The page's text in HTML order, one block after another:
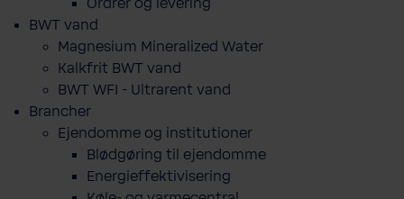
Ordrer og levering
BWT vand
Magnesium Mineralized Water
Kalkfrit BWT vand
BWT WFI - Ultrarent vand
Brancher
Ejendomme og institutioner
Blødgøring til ejendomme
Energieffektivisering